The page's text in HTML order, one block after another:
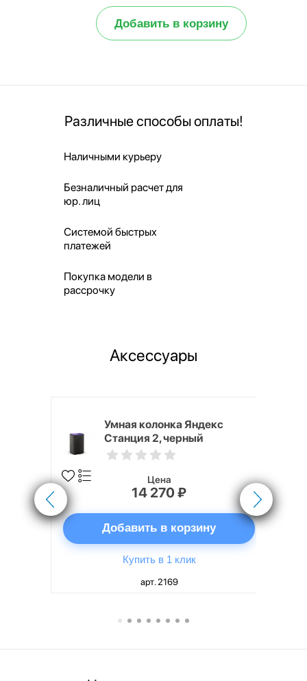
Добавить в корзину
Различные способы оплаты!
Наличными курьеру
Безналичный расчет для
юр. лиц
Системой быстрых
платежей
Покупка модели в
рассрочку
Аксессуары
Умная колонка Яндекс
Станция 2, черный
Цена
14 270 ₽
Добавить в корзину
Купить в 1 клик
арт. 2169